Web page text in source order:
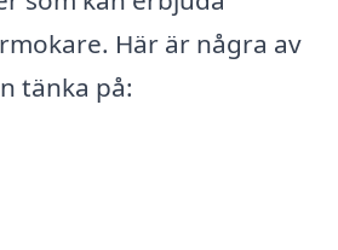
Här är några av
tänka på: